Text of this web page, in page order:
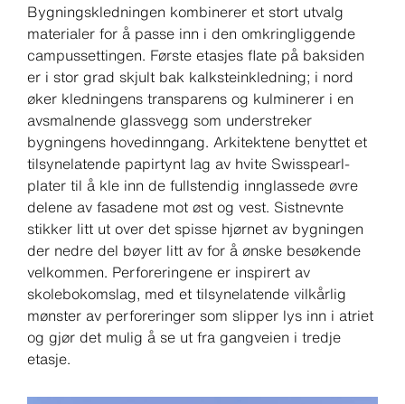
Bygningskledningen kombinerer et stort utvalg
materialer for å passe inn i den omkringliggende
campussettingen. Første etasjes flate på baksiden
er i stor grad skjult bak kalksteinkledning; i nord
øker kledningens transparens og kulminerer i en
avsmalnende glassvegg som understreker
bygningens hovedinngang. Arkitektene benyttet et
tilsynelatende papirtynt lag av hvite Swisspearl-
plater til å kle inn de fullstendig innglassede øvre
delene av fasadene mot øst og vest. Sistnevnte
stikker litt ut over det spisse hjørnet av bygningen
der nedre del bøyer litt av for å ønske besøkende
velkommen. Perforeringene er inspirert av
skolebokomslag, med et tilsynelatende vilkårlig
mønster av perforeringer som slipper lys inn i atriet
og gjør det mulig å se ut fra gangveien i tredje
etasje.